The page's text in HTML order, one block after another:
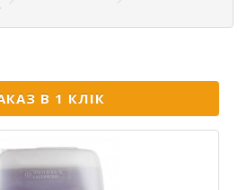
В 1 КЛІК